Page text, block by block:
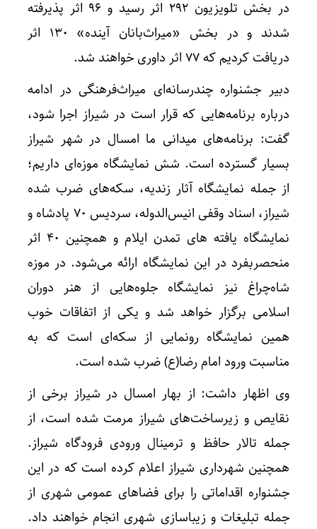
در بخش تلویزیون ۲۹۲ اثر رسید و ۹۶ اثر پذیرفته
شدند و در بخش «میراث‌بانان آینده» ۱۳۰ اثر
دریافت کردیم که ۷۷ اثر داوری خواهند شد.
دبیر جشنواره چندرسانه‌ای میراث‌فرهنگی در ادامه
درباره برنامه‌هایی که قرار است در شیراز اجرا شود،
گفت: برنامه‌های میدانی ما امسال در شهر شیراز
بسیار گسترده است‌. شش نمایشگاه موزه‌ای داریم؛
از جمله نمایشگاه آثار زندیه، سکه‌های ضرب شده
شیراز، اسناد وقفی انیس‌الدوله، سردیس ۷۰ پادشاه و
نمایشگاه یافته های تمدن ایلام و همچنین ۴۰ اثر
منحصربفرد در این‌ نمایشگاه ارائه می‌شود. در موزه
شاه‌چراغ نیز نمایشگاه جلوه‌هایی از هنر دوران
اسلامی برگزار خواهد شد و یکی از اتفاقات خوب
همین نمایشگاه رونمایی از سکه‌ای است که به
مناسبت ورود امام رضا(ع) ضرب شده است.
وی اظهار داشت: از بهار امسال در شیراز برخی از
نقایص و زیرساخت‌های شیراز مرمت شده است، از
جمله تالار حافظ و ترمینال ورودی فرودگاه شیراز.
همچنین شهرداری شیراز اعلام‌ کرده است که در این
جشنواره اقداماتی را برای فضاهای عمومی شهری از
جمله تبلیغات و زیباسازی شهری انجام خواهند داد.